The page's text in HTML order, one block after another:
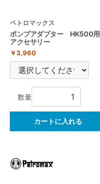
ペトロマックス
ポンプアダプター HK500用
アクセサリー
￥3,960
数量
カートに入れる